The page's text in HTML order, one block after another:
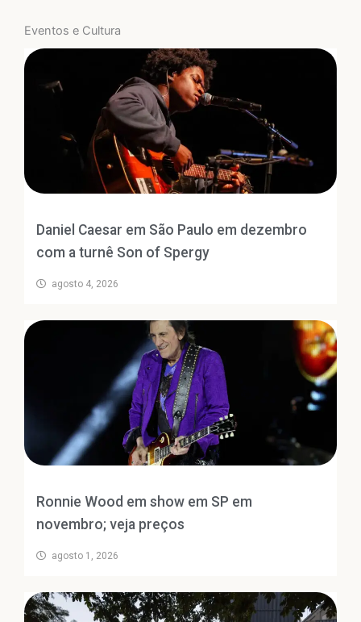
Eventos e Cultura
Daniel Caesar em São Paulo em dezembro
com a turnê Son of Spergy
agosto 4, 2026
Ronnie Wood em show em SP em
novembro; veja preços
agosto 1, 2026